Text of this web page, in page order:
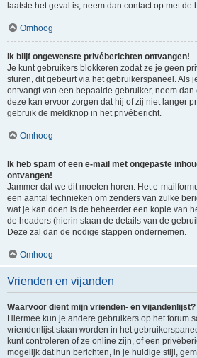
laatste het geval is, neem dan contact op met de
Omhoog
Ik blijf ongewenste privéberichten ontvangen!
Je kunt gebruikers blokkeren zodat ze je geen
sturen, dit gebeurt via het gebruikerspaneel. Als
ontvangt van een bepaalde gebruiker, neem
deze kan ervoor zorgen dat hij of zij niet langer
gebruik de meldknop in het privébericht.
Omhoog
Ik heb spam of een e-mail met ongepaste
ontvangen!
Jammer dat we dit moeten horen. Het e-
een aantal technieken om zenders van zulke
wat je kan doen is de beheerder een kopie van
de headers (hierin staan de details van de
Deze zal dan de nodige stappen ondernemen.
Omhoog
Vrienden en vijanden
Waarvoor dient mijn vrienden- en vijandenlijst?
Hiermee kun je andere gebruikers op het forum
vriendenlijst staan worden in het
kunt controleren of ze online zijn, of een
mogelijk dat hun berichten, in je huidige stijl,